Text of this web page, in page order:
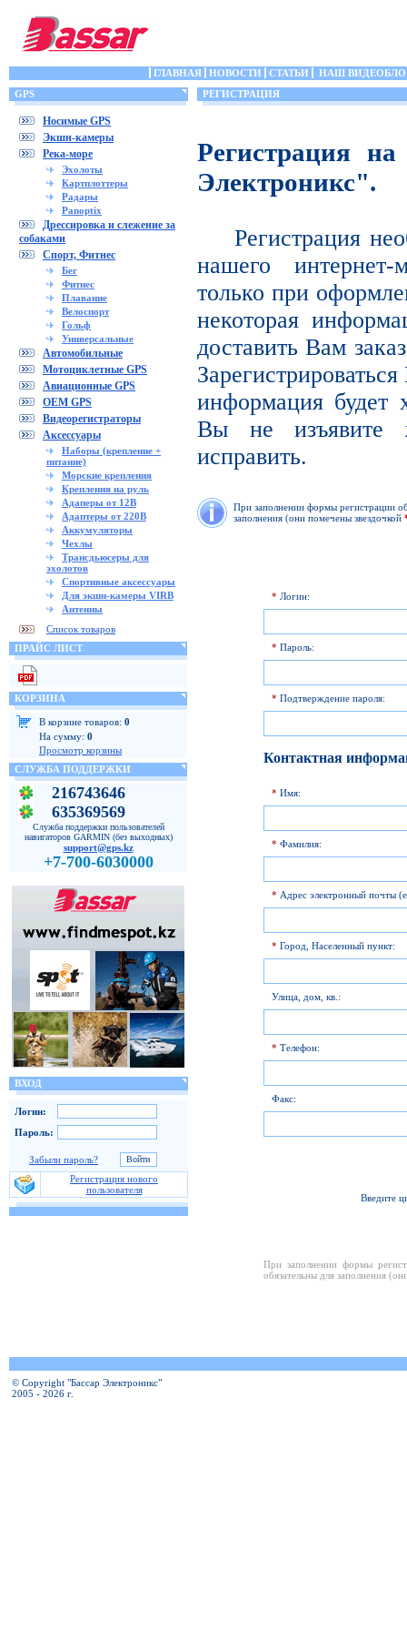
ГЛАВНАЯ НОВОСТИ СТАТЬИ
НАШ
GPS
Носимые GPS
Экшн-камеры
Река-море
Эхолоты
Картплоттеры
Радары
Panoptix
Дрессировка и слежение за
собаками
Спорт, Фитнес
Бег
Фитнес
Плавание
Велоспорт
Гольф
Универсальные
Автомобильные
Мотоциклетные GPS
Авиационные GPS
OEM GPS
Видеорегистраторы
Аксессуары
Наборы (крепление +
питание)
Морские крепления
Крепления на руль
Адаперы от 12В
Адаптеры от 220В
Аккумуляторы
Чехлы
Трансдьюсеры для
эхолотов
Спортивные аксессуары
Для экшн-камеры VIRB
Антенны
Список товаров
ПРАЙС ЛИСТ
КОРЗИНА
В корзине товаров: 0
На сумму: 0
Просмотр корзины
СЛУЖБА ПОДДЕРЖКИ
216743646
635369569
Служба поддержки пользователей
навигаторов GARMIN (без выходных)
support@gps.kz
+7-700-6030000
ВХОД
Логин:
Пароль:
Забыли пароль?
Регистрация нового
пользователя
РЕГИСТРАЦИЯ
Регистрация
Электроникс".
Регистрация
нашего интернет-
только при
некоторая
доставить Вам
информация будет
Вы не изъявите
исправить.
При заполнении формы регистрации
заполнения (они помечены звездочкой
* Логин:
* Пароль:
* Подтверждение пароля:
Контактная
* Имя:
* Фамилия:
* Адрес электронный почты
* Город, Населенный пункт:
Улица, дом, кв.:
* Телефон:
Факс:
Введите
При заполнении формы
обязательны для заполнения
© Copyright "Бассар Электроникс"
2005 - 2026 г.